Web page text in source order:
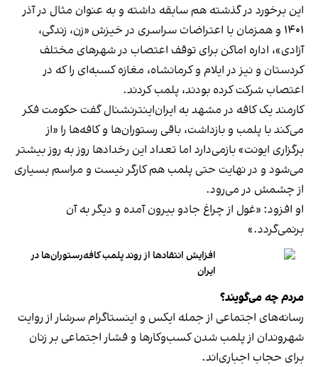
این برخورد در گذشته هم سابقه داشته و به عنوان مثال در آذر
۱۴۰۱ و همزمان با اعتراضات سراسری در خیزش «زن، زندگی،
آزادی»، اداره اماکن برای توقف اعتصاب در شهرهای مختلف
کردستان و نیز در ایلام و کرمانشاه، مغازه کسبه‌ای را که در
اعتصاب شرکت کرده بودند، پلمب کردند.
کارمند یک کافه در مشهد به ایران‌اینترنشنال گفت حکومت فکر
می‌کند با پلمب و بازداشت، باقی رستوران‌ها و کافه‌ها را «از
برگزاری ایونت» بازمی‌دارد اما تعداد این رخدادها روز به روز بیشتر
می‌شود و در نهایت حتی پلمب هم کارگر نیست و مراسم بسیاری
از چشمش در می‌رود.
او افزود: «غول از چراغ جادو بیرون آمده و دیگر به آن
برنمی‎‌گردد.»
افزایش انتقادها از روند پلمب کافه‌رستوران‌ها در
ایران
مردم چه می‌گویند؟
رسانه‎‌های اجتماعی از جمله ایکس و اینستاگرام سرشار از روایت
شهروندان از پلمب شدن کسب‌وکارها و فشار اجتماعی بر زنان
برای حجاب اجباری‌اند.